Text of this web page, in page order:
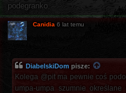
podegranko.
Canidia 6 lat temu
DiabelskiDom pisze:
Kolega @pit ma pewnie coś
umpa-umpa szumnie